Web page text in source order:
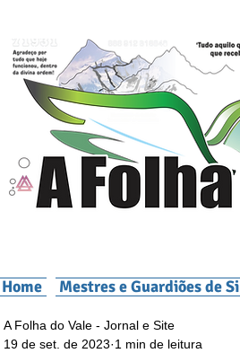
Home Mestres e Guardiões de Si
A Folha do Vale - Jornal e Site
19 de set. de 2023 1 min de leitura